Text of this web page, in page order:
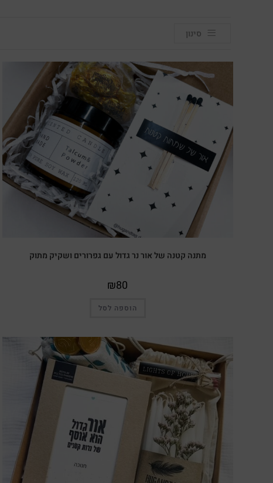
סינון
מתנה קטנה של אור נר גדול עם גפרורים ושקיק מתוק
₪80
הוספה לסל